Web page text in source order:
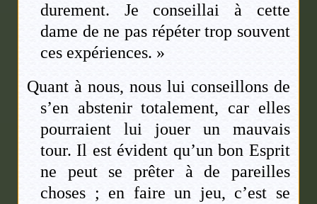
durement. Je conseillai à cette
dame de ne pas répéter trop souvent
ces expériences. »
Quant à nous, nous lui conseillons de
s’en abstenir totalement, car elles
pourraient lui jouer un mauvais
tour. Il est évident qu’un bon Esprit
ne peut se prêter à de pareilles
choses ; en faire un jeu, c’est se